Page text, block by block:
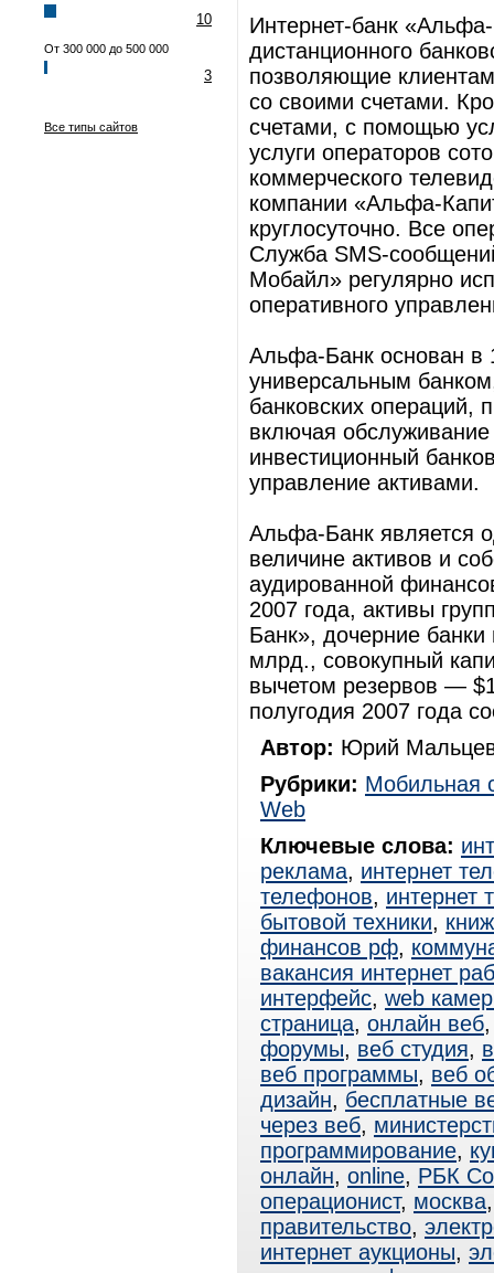
10
От 300 000 до 500 000
3
Все типы сайтов
Интернет-банк
дистанционного
позволяющие
со своими счетами.
счетами, с помощью
услуги операторов
коммерческого
компании «Альфа-
круглосуточно. Все
Служба SMS-
Мобайл» регулярно
оперативного
Альфа-Банк основан в
универсальным
банковских операций,
включая
инвестиционный
управление активами.
Альфа-Банк является
величине активов и
аудированной
2007 года, активы
Банк», дочерние
млрд., совокупный
вычетом резервов —
полугодия 2007 года
Автор: Юрий
Рубрики: Мобильная
Web
Ключевые слова:
реклама, интернет
телефонов, интернет
бытовой техники,
финансов рф,
вакансия интернет
интерфейс, web
страница, онлайн веб
форумы, веб студия,
веб программы, веб
дизайн, бесплатные
через веб,
программирование,
онлайн, online, РБК
операционист, москва
правительство,
интернет аукционы,